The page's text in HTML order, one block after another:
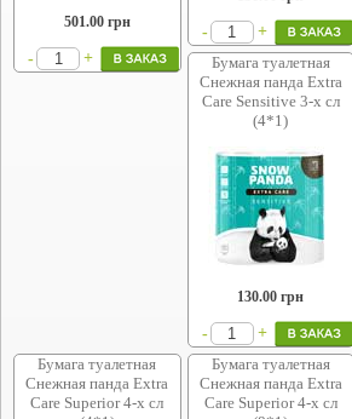
501.00грн
- +
- +
Бумага туалетная
Снежная панда Extra
Care Sensitive 3-х сл
(4*1)
130.00 грн
- +
Бумага туалетная
Снежная панда Extra
Care Superior 4-х сл
Бумага туалетная
Снежная панда Extra
Care Superior 4-х сл